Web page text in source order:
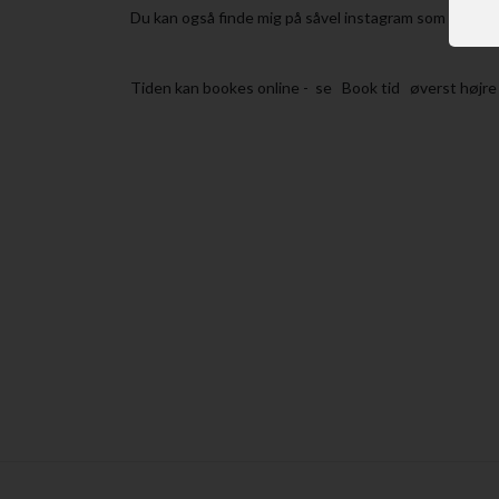
Du kan også finde mig på såvel instagram som
Tiden kan bookes online - se Book tid øverst højre